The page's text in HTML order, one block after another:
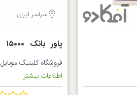
سراسر ایران
T15B
فروشگاه کلینیک موبایل
اطلاعات بیشتر...